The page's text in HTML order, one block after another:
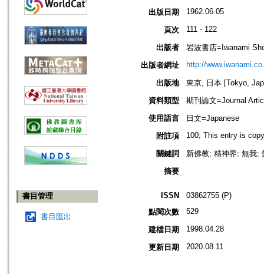
書目管理
書目匯出
出版日期
1962.06.05
頁次 111 - 122
出版者
岩波書店=Iwanami
出版者網址
http://
出版地
東京, 日本 [Tokyo,
資料類型
期刊論文=Journal
使用語言
日文=Japanese
附註項
100; This entry is
關鍵詞
新佛教; 精神界; 無我;
摘要
ISSN
03862755 (P)
點閱次數
529
建檔日期 1998.04.28
更新日期 2020.08.11